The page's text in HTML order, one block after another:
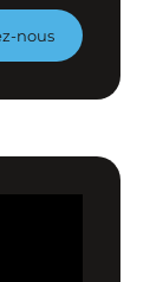
nous